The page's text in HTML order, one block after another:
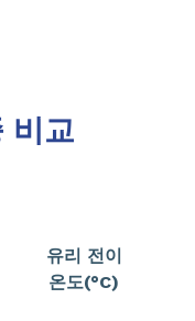
비교
유리 전이
온도(°C)